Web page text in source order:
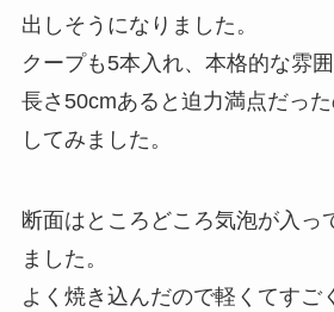
出しそうになりました。
クープも5本入れ、本格的な雰囲
長さ50cmあると迫力満点だっ
してみました。
断面はところどころ気泡が入っ
ました。
よく焼き込んだので軽くてすご